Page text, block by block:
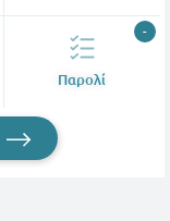
Παρολί
-